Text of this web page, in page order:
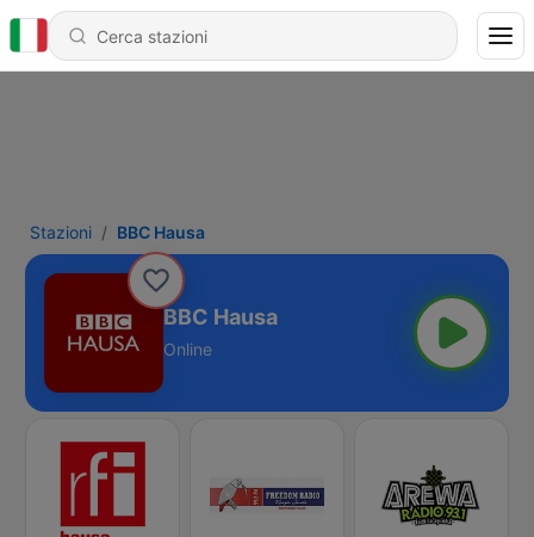
Stazioni BBC Hausa
BBC Hausa
Online